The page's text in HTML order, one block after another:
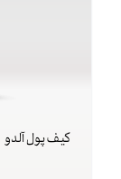
کیف پول آلدو